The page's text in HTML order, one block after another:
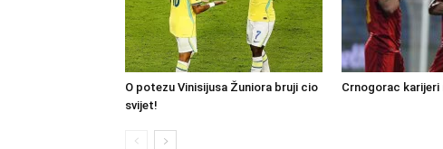
O potezu Vinisijusa Žuniora bruji cio
svijet!
Crnogorac karijeri